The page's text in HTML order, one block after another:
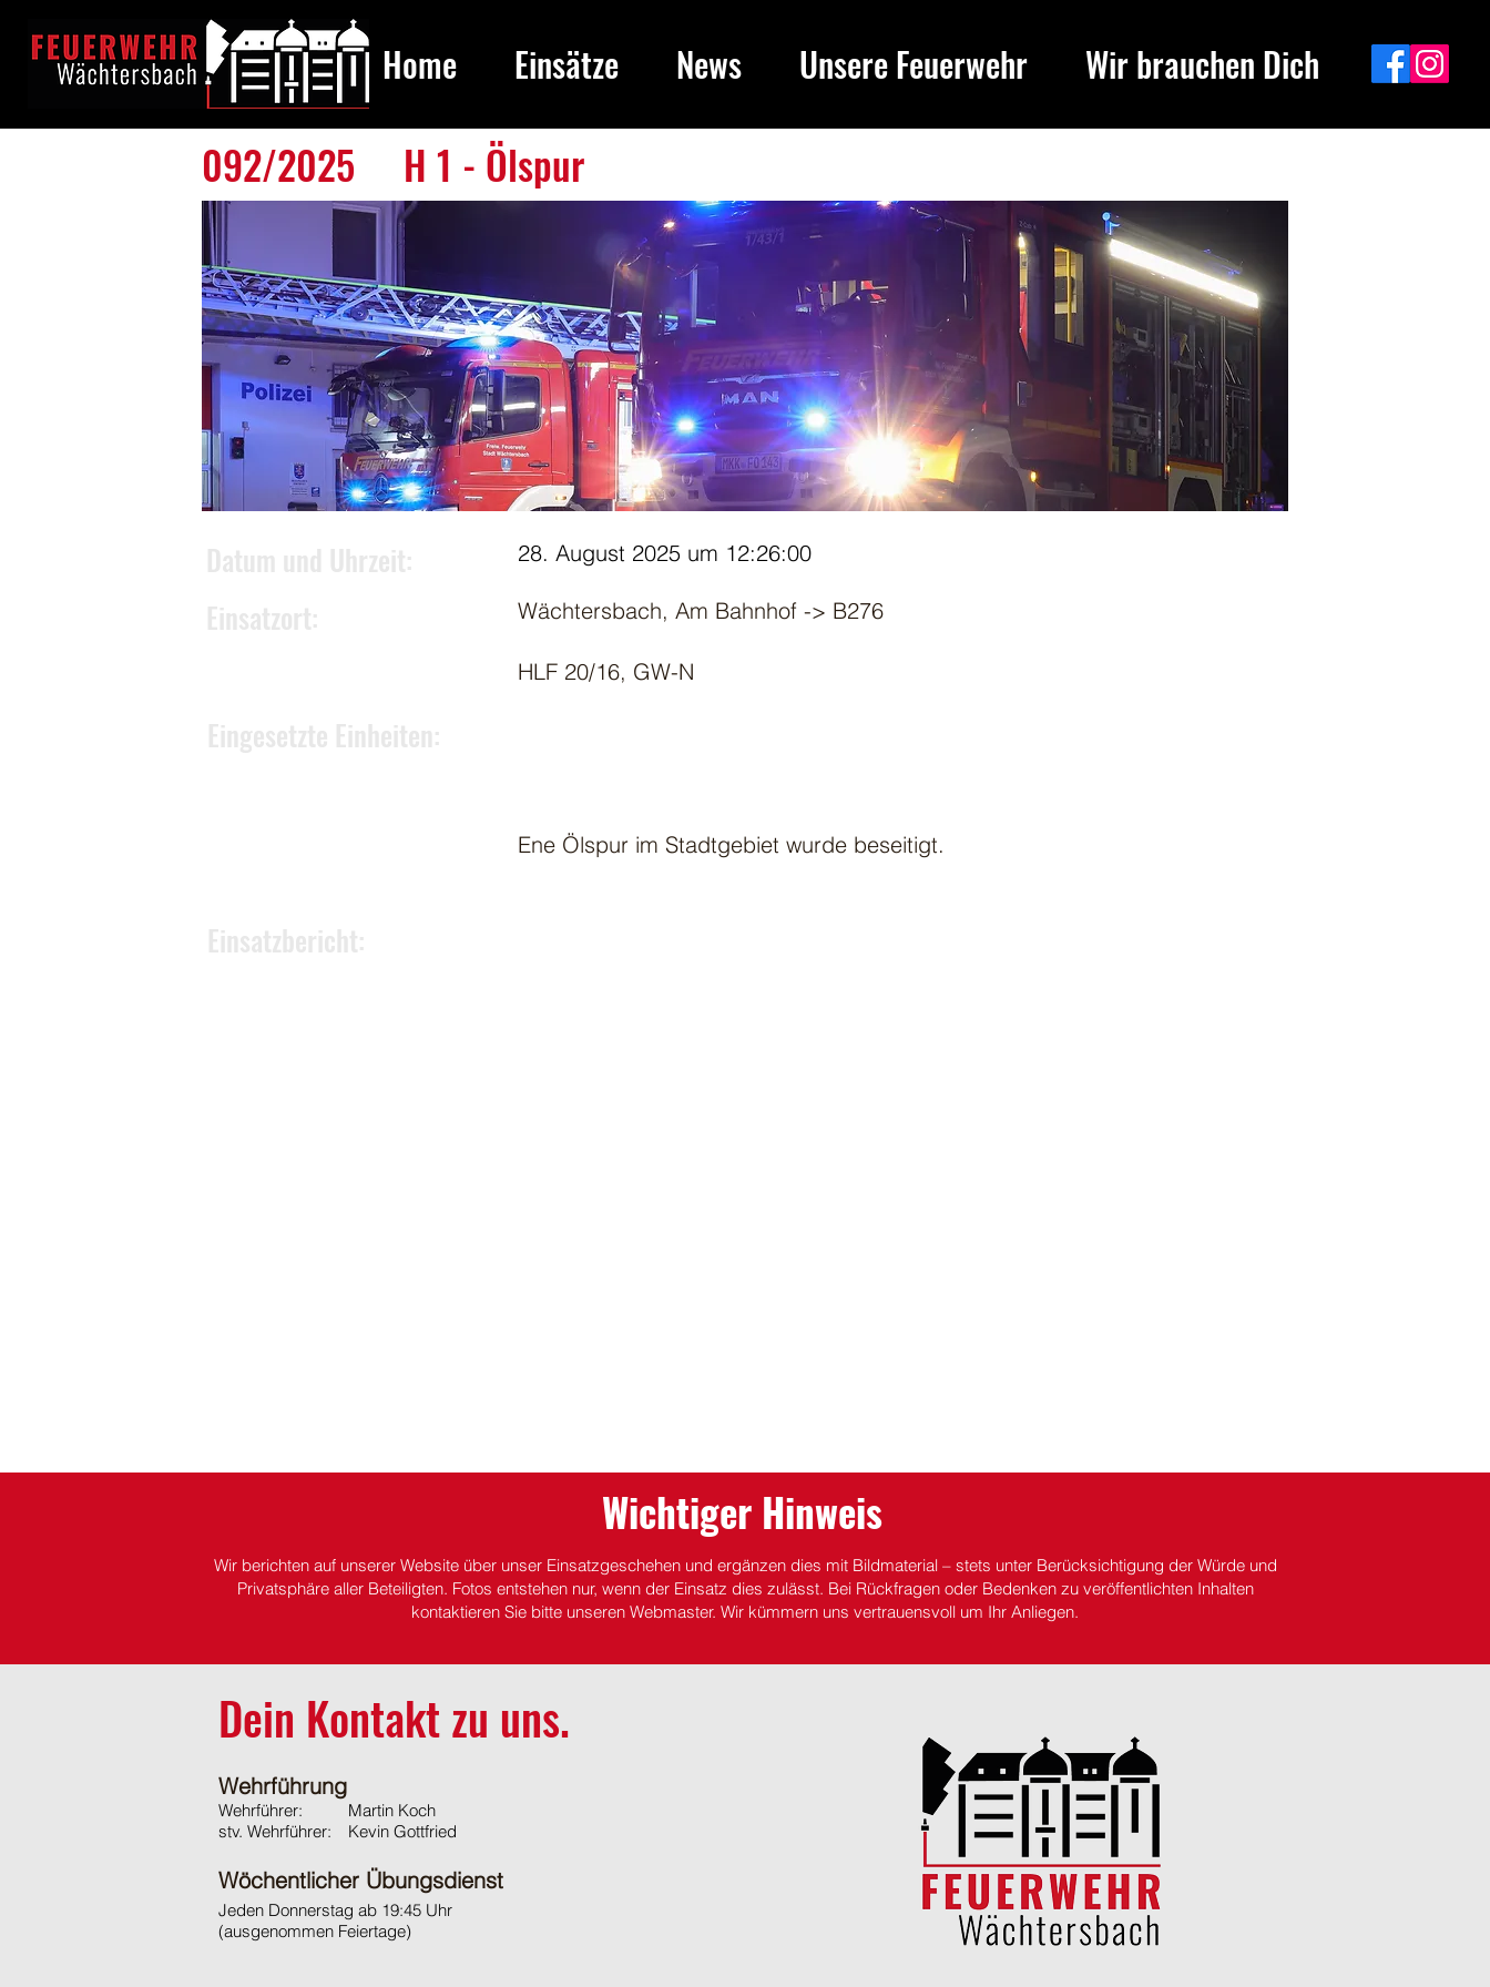
Home Einsätze News Unsere Feuerwehr Wir brauchen Dich
092/2025 H 1 - Ölspur
28. August 2025 um 12:26:00
Wächtersbach, Am Bahnhof -> B276
HLF 20/16, GW-N
Ene Ölspur im Stadtgebiet wurde beseitigt.
Wichtiger Hinweis
Wir berichten auf unserer Website über unser Einsatzgeschehen und ergänzen dies mit Bildmaterial – stets unter Berücksichtigung der Würde und
Privatsphäre aller Beteiligten. Fotos entstehen nur, wenn der Einsatz dies zulässt. Bei Rückfragen oder Bedenken zu veröffentlichten Inhalten
kontaktieren Sie bitte unseren Webmaster. Wir kümmern uns vertrauensvoll um Ihr Anliegen.
Dein Kontakt zu uns.
Wehrführung
Wehrführer:
stv. Wehrführer:
Martin Koch
Kevin Gottfried
Wöchentlicher Übungsdienst
Jeden Donnerstag ab 19:45 Uhr
(ausgenommen Feiertage)